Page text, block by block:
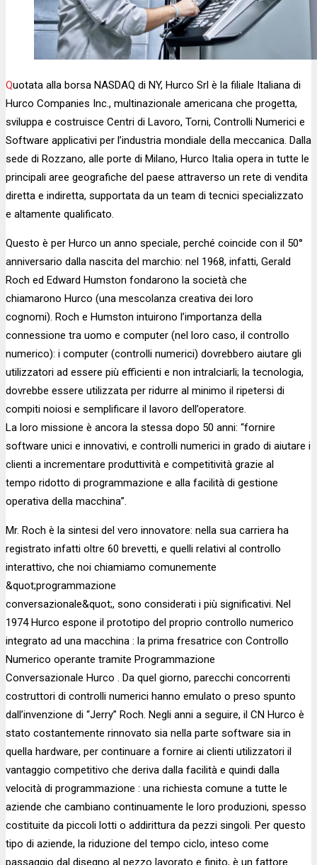
Quotata alla borsa NASDAQ di NY, Hurco Srl è la filiale Italiana di
Hurco Companies Inc., multinazionale americana che progetta,
sviluppa e costruisce Centri di Lavoro, Torni, Controlli Numerici e
Software applicativi per l’industria mondiale della meccanica. Dalla
sede di Rozzano, alle porte di Milano, Hurco Italia opera in tutte le
principali aree geografiche del paese attraverso un rete di vendita
diretta e indiretta, supportata da un team di tecnici specializzato
e altamente qualificato.
Questo è per Hurco un anno speciale, perché coincide con il 50°
anniversario dalla nascita del marchio: nel 1968, infatti, Gerald
Roch ed Edward Humston fondarono la società che
chiamarono Hurco (una mescolanza creativa dei loro
cognomi). Roch e Humston intuirono l’importanza della
connessione tra uomo e computer (nel loro caso, il controllo
numerico): i computer (controlli numerici) dovrebbero aiutare gli
utilizzatori ad essere più efficienti e non intralciarli; la tecnologia,
dovrebbe essere utilizzata per ridurre al minimo il ripetersi di
compiti noiosi e semplificare il lavoro dell’operatore.
La loro missione è ancora la stessa dopo 50 anni: “fornire
software unici e innovativi, e controlli numerici in grado di aiutare i
clienti a incrementare produttività e competitività grazie al
tempo ridotto di programmazione e alla facilità di gestione
operativa della macchina”.
Mr. Roch è la sintesi del vero innovatore: nella sua carriera ha
registrato infatti oltre 60 brevetti, e quelli relativi al controllo
interattivo, che noi chiamiamo comunemente
&quot;programmazione
conversazionale&quot;, sono considerati i più significativi. Nel
1974 Hurco espone il prototipo del proprio controllo numerico
integrato ad una macchina : la prima fresatrice con Controllo
Numerico operante tramite Programmazione
Conversazionale Hurco . Da quel giorno, parecchi concorrenti
costruttori di controlli numerici hanno emulato o preso spunto
dall’invenzione di “Jerry” Roch. Negli anni a seguire, il CN Hurco è
stato costantemente rinnovato sia nella parte software sia in
quella hardware, per continuare a fornire ai clienti utilizzatori il
vantaggio competitivo che deriva dalla facilità e quindi dalla
velocità di programmazione : una richiesta comune a tutte le
aziende che cambiano continuamente le loro produzioni, spesso
costituite da piccoli lotti o addirittura da pezzi singoli. Per questo
tipo di aziende, la riduzione del tempo ciclo, inteso come
passaggio dal disegno al pezzo lavorato e finito, è un fattore